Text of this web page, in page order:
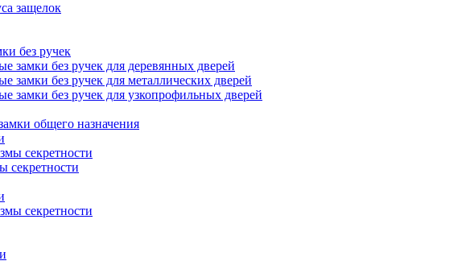
защелок
без ручек
замки без ручек для деревянных дверей
замки без ручек для металлических дверей
замки без ручек для узкопрофильных дверей
общего назначения
секретности
секретности
секретности